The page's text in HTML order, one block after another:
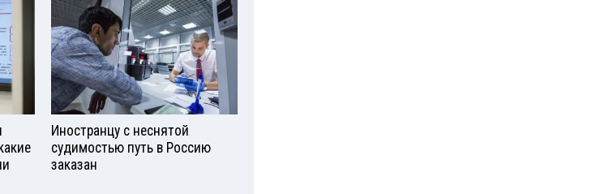
Иностранцу с неснятой
судимостью путь в Россию
заказан